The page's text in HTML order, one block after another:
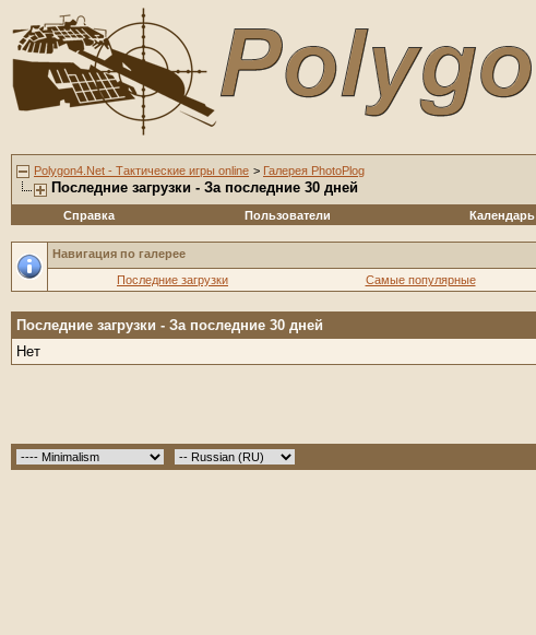
Polygon4.Net - Тактические игры online > Галерея PhotoPlog
Последние загрузки - За последние 30 дней
Справка
Пользователи Календарь
Навигация по галерее
Последние загрузки
Самые популярные
Последние загрузки - За последние 30 дней
Нет